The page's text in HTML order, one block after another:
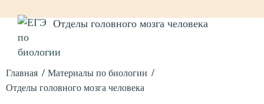
Отделы головного мозга человека
Главная
Материалы по биологии
Отделы головного мозга человека